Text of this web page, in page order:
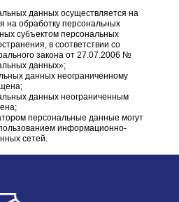
данных осуществляется на
на обработку персональных
субъектом персональных
в соответствии со
закона от 27.07.2006 №
данных»;
данных неограниченному
данных неограниченным
персональные данные могут
информационно-
сетей.